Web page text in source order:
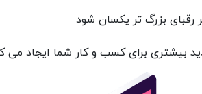
بزرگ تر یکسان شود
بیشتری برای کسب و کار شما ایجاد می